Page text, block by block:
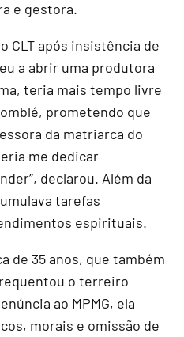
e gestora.
CLT após insistência de
a abrir uma produtora
teria mais tempo livre
prometendo que
da matriarca do
me dedicar
declarou. Além da
tarefas
espirituais.
de 35 anos, que também
o terreiro
ao MPMG, ela
morais e omissão de